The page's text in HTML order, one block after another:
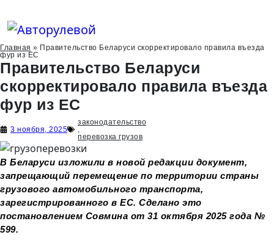
to
content
Главная » Правительство Беларуси скорректировало правила въезда
фур из ЕС
Правительство Беларуси
скорректировало правила въезда
фур из ЕС
3 ноября, 2025
законодательство
перевозка грузов
В Беларуси изложили в новой редакции документ,
запрещающий перемещение по территории страны
грузового автомобильного транспорта,
зарегистрированного в ЕС. Сделано это
постановлением Совмина от 31 октября 2025 года №
599.